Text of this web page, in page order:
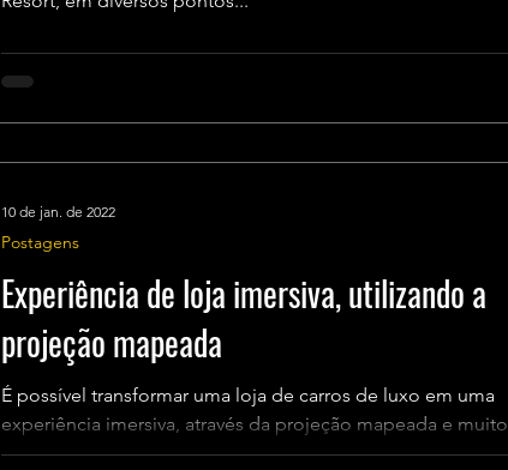
Experiência de loja imersiva, utilizando a
projeção mapeada
É possível transformar uma loja de carros de luxo em uma
experiência imersiva, através da projeção mapeada e muito
design. A ZW Design...
Postagens
10 de jan. de 2022